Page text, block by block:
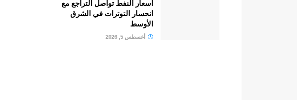
أسعار النفط تواصل التراجع مع
انحسار التوترات في الشرق
الأوسط
أغسطس 5, 2026